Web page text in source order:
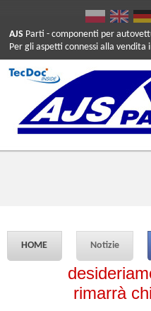
AJS Parti - componenti per
Per gli aspetti connessi alla
HOME Notizie
rimarrà